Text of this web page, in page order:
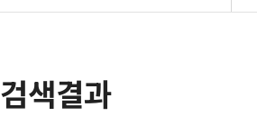
검색결과